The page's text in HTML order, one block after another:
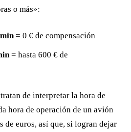
o más»:
= 0 € de compensación
= hasta 600 € de
de interpretar la hora de
hora de operación de un avión
de euros, así que, si logran dejar